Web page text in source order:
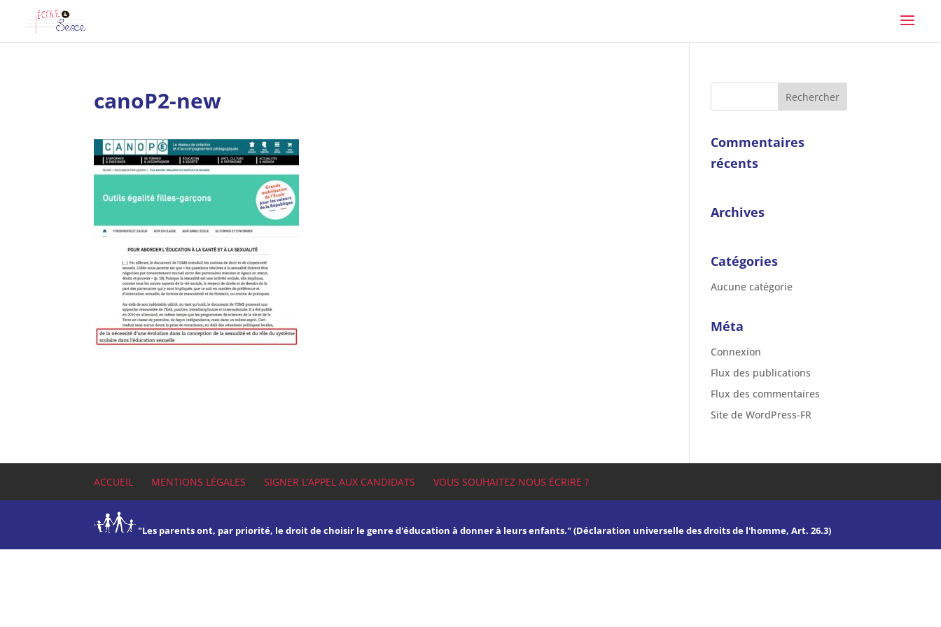
canoP2-new
Commentaires
récents
Archives
Catégories
Aucune catégorie
Méta
Connexion
Flux des publications
Flux des commentaires
Site de WordPress-FR
ACCUEIL MENTIONS LÉGALES SIGNER L’APPEL AUX CANDIDATS VOUS SOUHAITEZ NOUS ÉCRIRE ?
"Les parents ont, par priorité, le droit de choisir le genre d'éducation à donner à leurs enfants." (Déclaration universelle des droits de l'homme, Art. 26.3)